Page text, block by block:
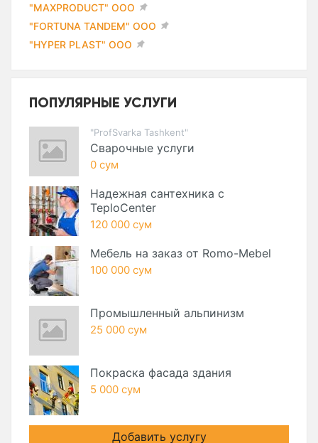
"MAXPRODUCT" ООО
"FORTUNA TANDEM" ООО
"HYPER PLAST" ООО
ПОПУЛЯРНЫЕ УСЛУГИ
"ProfSvarka Tashkent"
Сварочные услуги
0 сум
Надежная сантехника с
TeploCenter
120 000 сум
Мебель на заказ от Romo-Mebel
100 000 сум
Промышленный альпинизм
25 000 сум
Покраска фасада здания
5 000 сум
Добавить услугу